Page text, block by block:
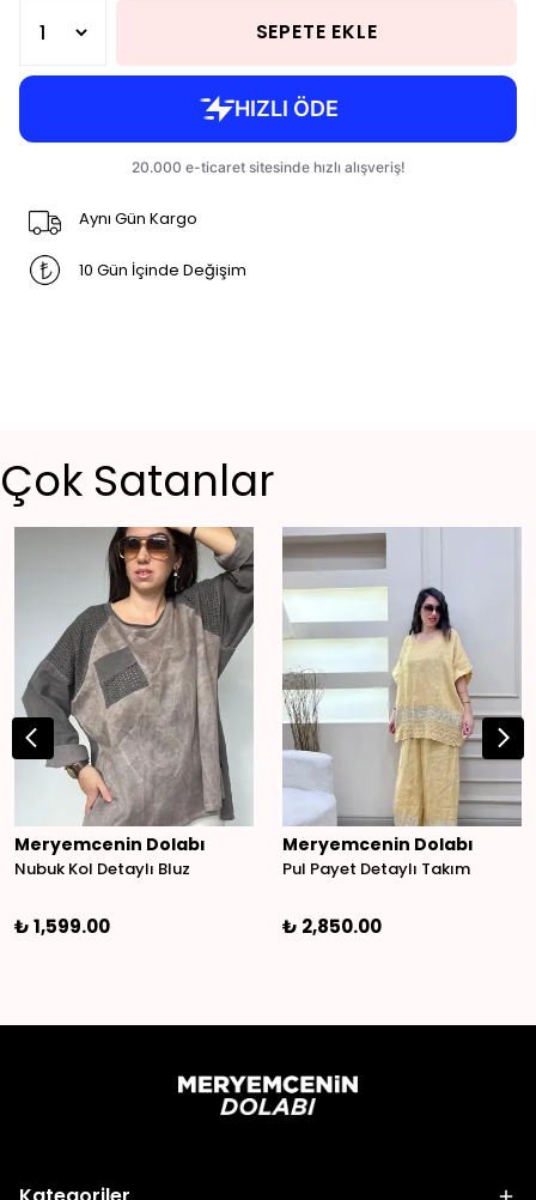
SEPETE EKLE
Aynı Gün Kargo
10 Gün İçinde Değişim
Çok Satanlar
Meryemcenin Dolabı
Nubuk Kol Detaylı Bluz
₺ 1,599.00
Meryemcenin Dolabı
Pul Payet Detaylı Takım
₺ 2,850.00